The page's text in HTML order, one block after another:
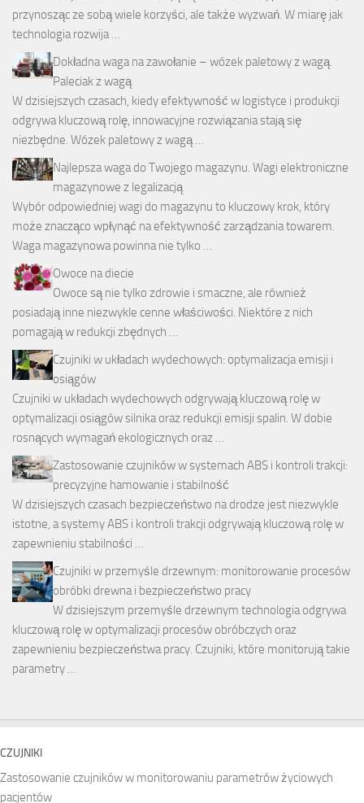
przynosząc ze sobą wiele korzyści, ale także wyzwań. W miarę jak
technologia rozwija …
Dokładna waga na zawołanie – wózek paletowy z wagą.
Paleciak z wagą
W dzisiejszych czasach, kiedy efektywność w logistyce i produkcji
odgrywa kluczową rolę, innowacyjne rozwiązania stają się
niezbędne. Wózek paletowy z wagą …
Najlepsza waga do Twojego magazynu. Wagi elektroniczne
magazynowe z legalizacją
Wybór odpowiedniej wagi do magazynu to kluczowy krok, który
może znacząco wpłynąć na efektywność zarządzania towarem.
Waga magazynowa powinna nie tylko …
Owoce na diecie
Owoce są nie tylko zdrowie i smaczne, ale również
posiadają inne niezwykle cenne właściwości. Niektóre z nich
pomagają w redukcji zbędnych …
Czujniki w układach wydechowych: optymalizacja emisji i
osiągów
Czujniki w układach wydechowych odgrywają kluczową rolę w
optymalizacji osiągów silnika oraz redukcji emisji spalin. W dobie
rosnących wymagań ekologicznych oraz …
Zastosowanie czujników w systemach ABS i kontroli trakcji:
precyzyjne hamowanie i stabilność
W dzisiejszych czasach bezpieczeństwo na drodze jest niezwykle
istotne, a systemy ABS i kontroli trakcji odgrywają kluczową rolę w
zapewnieniu stabilności …
Czujniki w przemyśle drzewnym: monitorowanie procesów
obróbki drewna i bezpieczeństwo pracy
W dzisiejszym przemyśle drzewnym technologia odgrywa
kluczową rolę w optymalizacji procesów obróbczych oraz
zapewnieniu bezpieczeństwa pracy. Czujniki, które monitorują takie
parametry …
CZUJNIKI
Zastosowanie czujników w monitorowaniu parametrów życiowych
pacjentów